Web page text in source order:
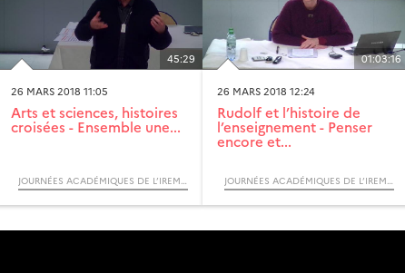
45:29
26 MARS 2018 11:05
Arts et sciences, histoires
croisées - Ensemble une...
JOURNÉES ACADÉMIQUES DE L’IREM DE LILLE 2018 : HORIZONS MATHÉMATIQUES EN L’HONNEUR DE RUDOLF BKOUCHE
01:03:16
26 MARS 2018 12:24
Rudolf et l’histoire de
l’enseignement - Penser
encore et...
JOURNÉES ACADÉMIQUES DE L’IREM DE LILLE 2018 : HORIZONS MATHÉMATIQUES EN L’HONNEUR DE RUDOLF BKOUCHE